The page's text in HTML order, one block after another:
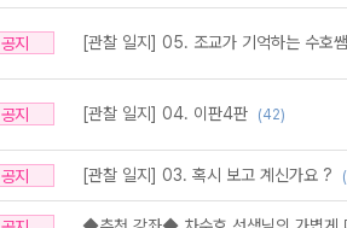
공지 [관찰 일지] 05. 조교가 기억하는 수호쌤
공지 [관찰 일지] 04. 이판4판 (42)
공지 [관찰 일지] 03. 혹시 보고 계신가요 ?